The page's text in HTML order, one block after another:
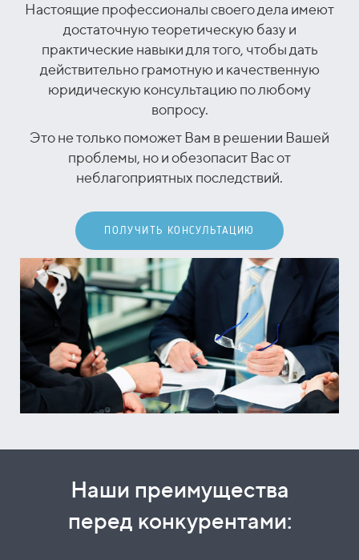
Настоящие профессионалы своего дела имеют
достаточную теоретическую базу и
практические навыки для того, чтобы дать
действительно грамотную и качественную
юридическую консультацию по любому
вопросу.
Это не только поможет Вам в решении Вашей
проблемы, но и обезопасит Вас от
неблагоприятных последствий.
ПОЛУЧИТЬ КОНСУЛЬТАЦИЮ
Наши преимущества
перед конкурентами: